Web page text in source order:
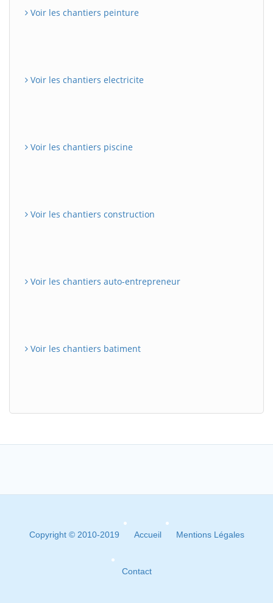
Voir les chantiers peinture
Voir les chantiers electricite
Voir les chantiers piscine
Voir les chantiers construction
Voir les chantiers auto-entrepreneur
Voir les chantiers batiment
Copyright © 2010-2019 Accueil Mentions Légales
Contact